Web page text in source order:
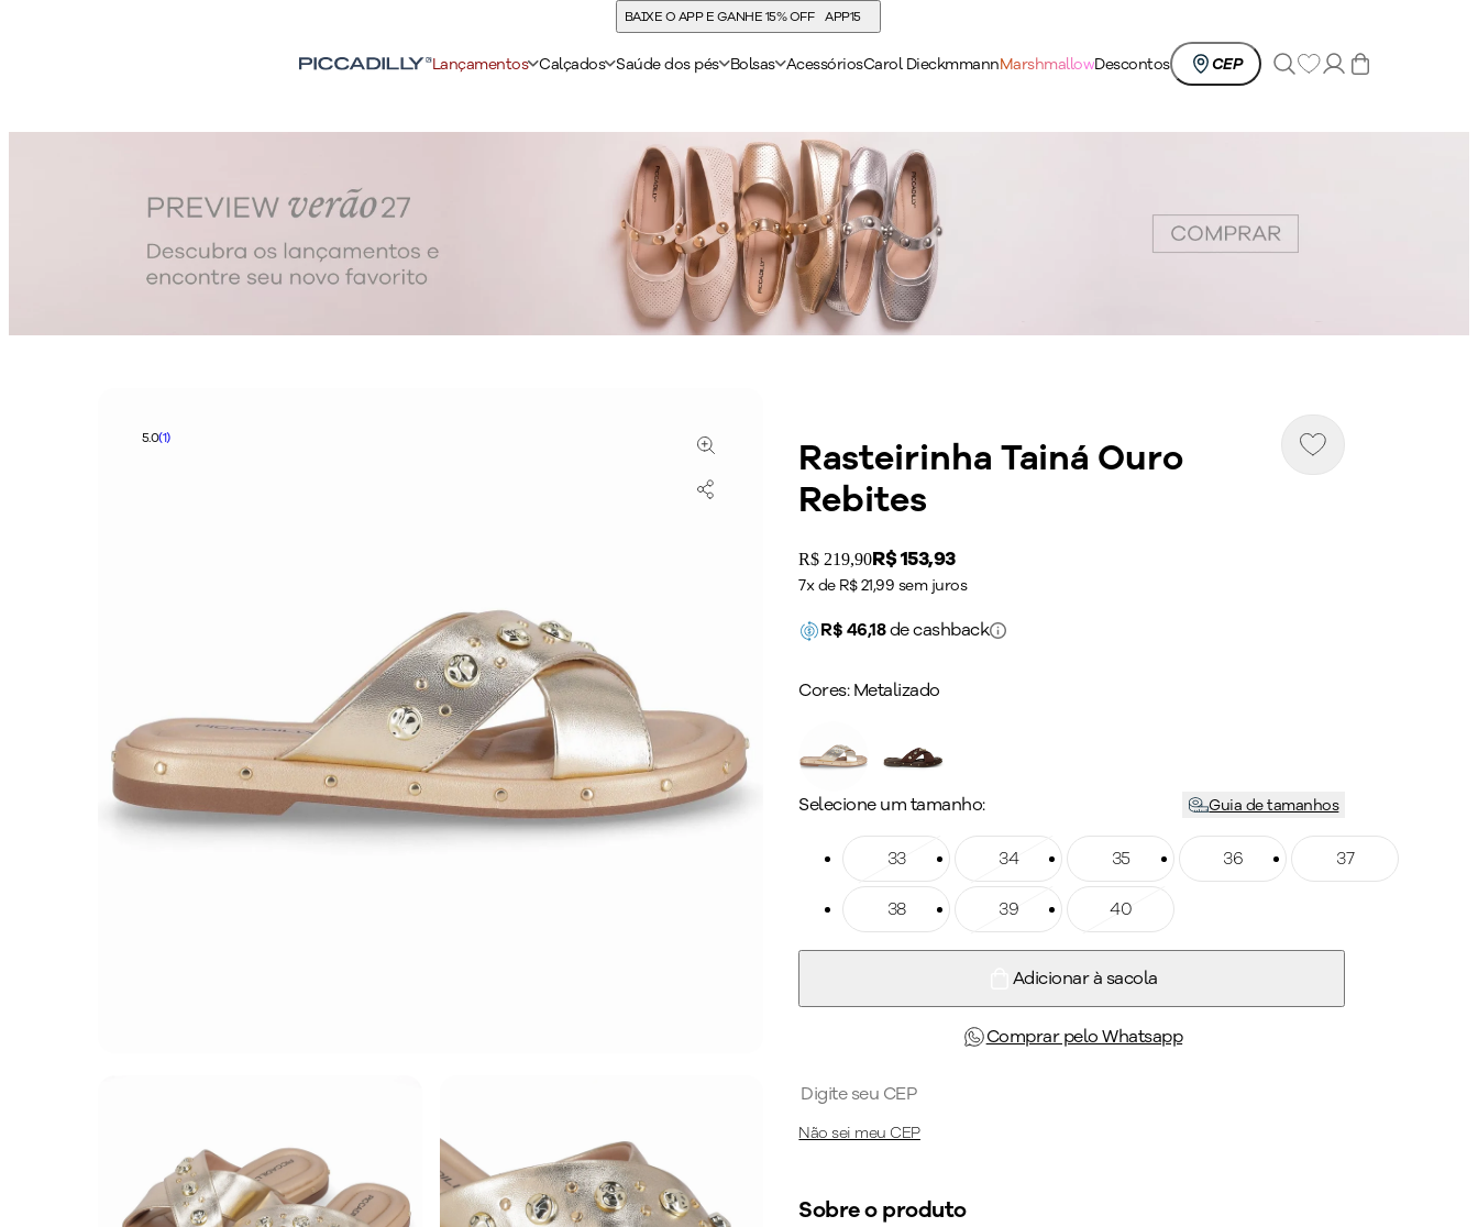
COMPRE E ACUMULE 30% DE CASHBACK
Lançamentos Calçados Saúde dos pés Bolsas AcessóriosCarol DieckmmannMarshmallowDescontos CEP
5.0(1)
Rasteirinha Tainá Ouro
Rebites
Original price:
R$ 219,90Price:
R$ 153,93
7x de R$ 21,99 sem juros
R$46,18de cashback
Cores:Metalizado
Selecione um tamanho: Guia de tamanhos
Tamanho: 33
33 Tamanho: 34
34 Tamanho: 35
35 Tamanho: 36
36 Tamanho: 37
37
Tamanho: 38
38 Tamanho: 39
39 Tamanho: 40
40
Adicionar à sacola
Comprar pelo Whatsapp
Não sei meu CEP
Sobre o produto